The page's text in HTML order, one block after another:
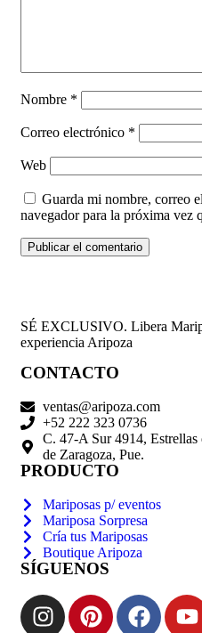
Nombre *
Correo electrónico *
Web
Guarda mi nombre, correo
navegador para la próxima vez
SÉ EXCLUSIVO. Libera
experiencia Aripoza
CONTACTO
ventas@aripoza.com
+52 222 323 0736
C. 47-A Sur 4914,
de Zaragoza, Pue.
PRODUCTO
Mariposas p/ eventos
Mariposa Sorpresa
Cría tus Mariposas
Boutique Aripoza
SÍGUENOS